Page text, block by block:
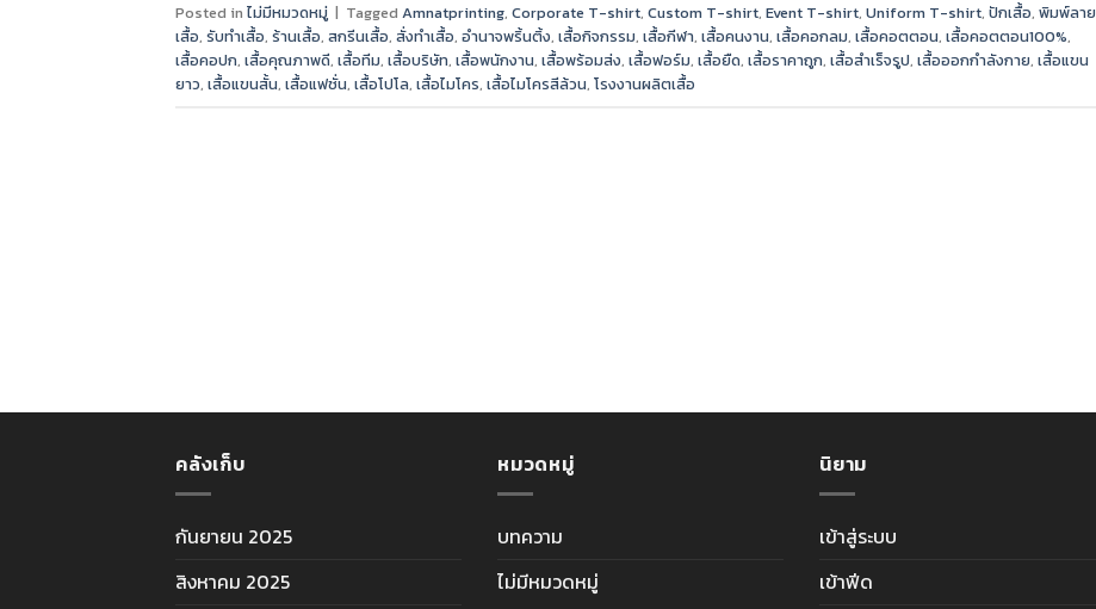
Posted in ไม่มีหมวดหมู่ | Tagged Amnatprinting, Corporate T-shirt, Custom T-shirt, Event T-shirt, Uniform T-shirt, ปักเสื้อ, พิมพ์ลาย
เสื้อ, รับทำเสื้อ, ร้านเสื้อ, สกรีนเสื้อ, สั่งทำเสื้อ, อำนาจพริ้นติ้ง, เสื้อกิจกรรม, เสื้อกีฬา, เสื้อคนงาน, เสื้อคอกลม, เสื้อคอตตอน, เสื้อคอตตอน100%,
เสื้อคอปก, เสื้อคุณภาพดี, เสื้อทีม, เสื้อบริษัท, เสื้อพนักงาน, เสื้อพร้อมส่ง, เสื้อฟอร์ม, เสื้อยืด, เสื้อราคาถูก, เสื้อสำเร็จรูป, เสื้อออกกำลังกาย, เสื้อแขน
ยาว, เสื้อแขนสั้น, เสื้อแฟชั่น, เสื้อโปโล, เสื้อไมโคร, เสื้อไมโครสีล้วน, โรงงานผลิตเสื้อ
คลังเก็บ
กันยายน 2025
สิงหาคม 2025
หมวดหมู่
บทความ
ไม่มีหมวดหมู่
นิยาม
เข้าสู่ระบบ
เข้าฟีด